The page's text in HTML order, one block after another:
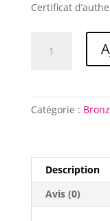
Certificat
(revers)
Catégorie :
Description
Avis (0)